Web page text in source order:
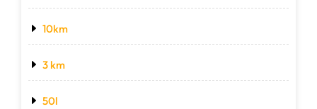
10km
3 km
50l